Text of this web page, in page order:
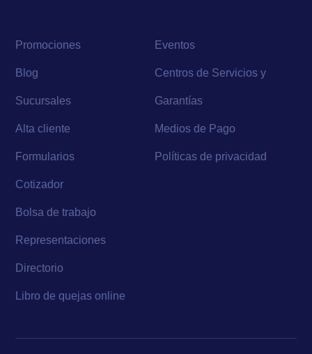
Promociones
Blog
Sucursales
Alta cliente
Formularios
Eventos
Centros de Servicios y
Garantías
Medios de Pago
Políticas de privacidad
Cotizador
Bolsa de trabajo
Representaciones
Directorio
Libro de quejas online